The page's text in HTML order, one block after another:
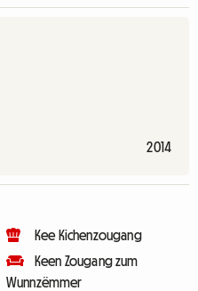
2014
Kee Kichenzougang
Keen Zougang zum
Wunnzëmmer